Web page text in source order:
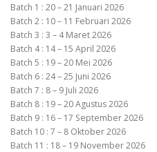
Batch 1 : 20 – 21 Januari 2026
Batch 2 : 10 – 11 Februari 2026
Batch 3 : 3 – 4 Maret 2026
Batch 4 : 14 – 15 April 2026
Batch 5 : 19 – 20 Mei 2026
Batch 6 : 24 – 25 Juni 2026
Batch 7 : 8 – 9 Juli 2026
Batch 8 : 19 – 20 Agustus 2026
Batch 9 : 16 – 17 September 2026
Batch 10 : 7 – 8 Oktober 2026
Batch 11 : 18 – 19 November 2026